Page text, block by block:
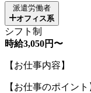
派遣労働者
オフィス系
シフト制
時給3,050円〜
【お仕事内容】
【お仕事のポイント